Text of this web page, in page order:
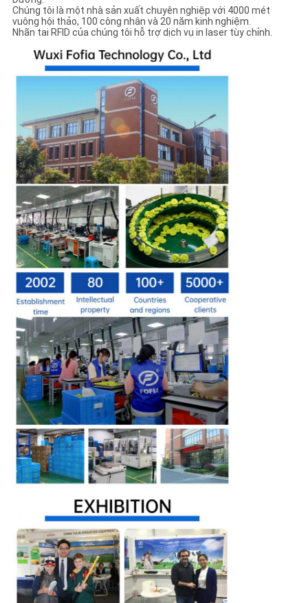
Chúng tôi là một nhà sản xuất chuyên nghiệp với 4000 mét
vuông hội thảo, 100 công nhân và 20 năm kinh nghiệm.
Nhãn tai RFID của chúng tôi hỗ trợ dịch vụ in laser tùy chỉnh.